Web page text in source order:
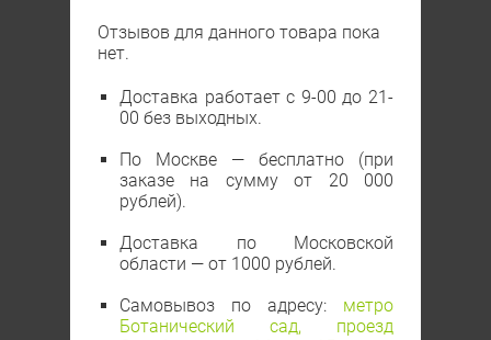
Отзывов для данного товара пока
нет.
Доставка работает с 9-00 до 21-
00 без выходных.
По Москве — бесплатно (при
заказе на сумму от 20 000
рублей).
Доставка по Московской
области — от 1000 рублей.
Самовывоз по адресу: метро
Ботанический сад, проезд